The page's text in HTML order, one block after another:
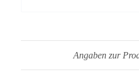
Angaben zur